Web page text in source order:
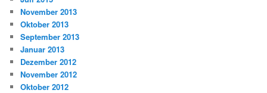
November 2013
Oktober 2013
September 2013
Januar 2013
Dezember 2012
November 2012
Oktober 2012